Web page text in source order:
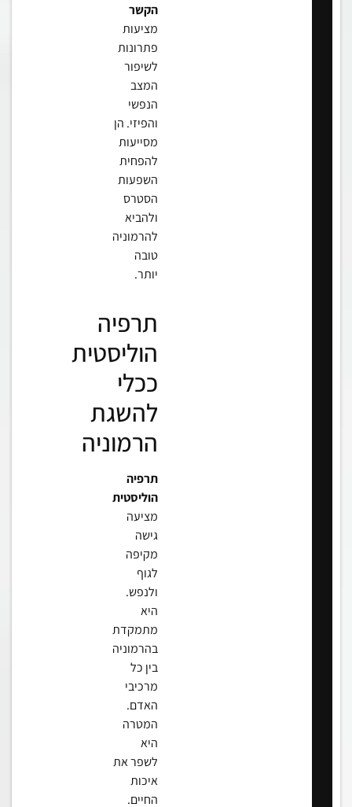
הקשר
מציעות
פתרונות
לשיפור
המצב
הנפשי
והפיזי. הן
מסייעות
להפחית
השפעות
הסטרס
ולהביא
להרמוניה
טובה
יותר.
תרפיה
הוליסטית
ככלי
להשגת
הרמוניה
תרפיה
הוליסטית
מציעה
גישה
מקיפה
לגוף
ולנפש.
היא
מתמקדת
בהרמוניה
בין כל
מרכיבי
האדם.
המטרה
היא
לשפר את
איכות
החיים.